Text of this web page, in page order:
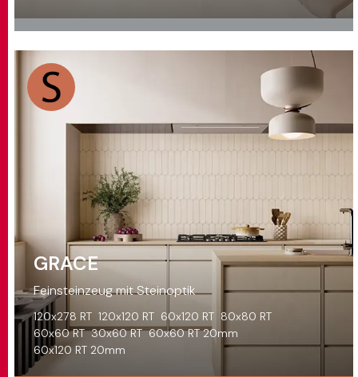
GRACE
Feinsteinzeug mit Steinoptik
120x278 RT 120x120 RT 60x120 RT 80x80 RT
60x60 RT 30x60 RT 60x60 RT 20mm
60x120 RT 20mm